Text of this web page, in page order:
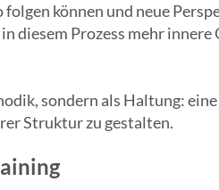
können und neue
diesem Prozess mehr
sondern als Haltung:
Struktur zu gestalten.